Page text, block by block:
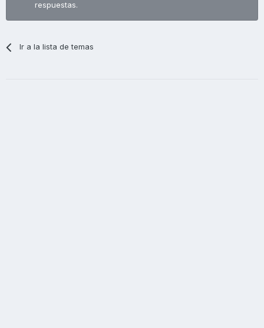
respuestas.
Ir a la lista de temas